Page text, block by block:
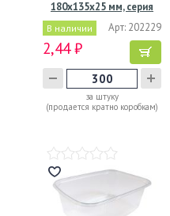
180х135х25 мм, серия
Е-25,…
В наличии Арт: 202229
2,44 ₽
за штуку
(продается кратно коробкам)